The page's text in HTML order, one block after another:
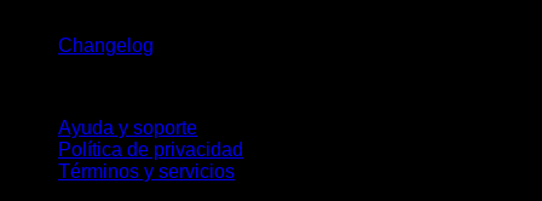
Changelog
Ayuda y soporte
Política de privacidad
Términos y servicios